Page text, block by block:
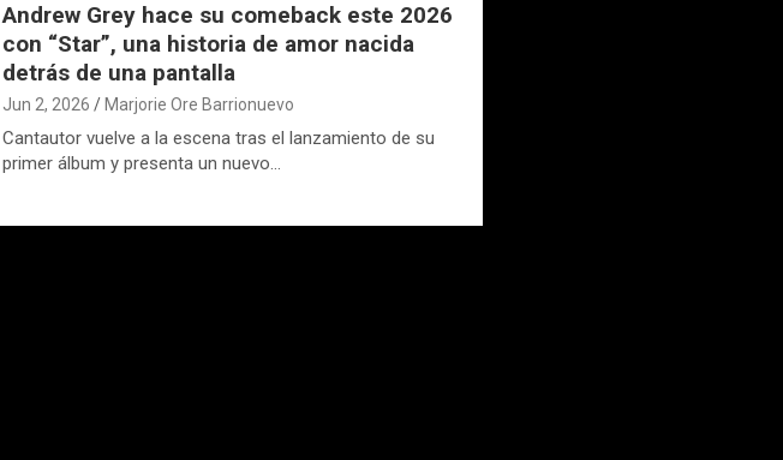
Andrew Grey hace su comeback este 2026
con “Star”, una historia de amor nacida
detrás de una pantalla
Jun 2, 2026 Marjorie Ore Barrionuevo
Cantautor vuelve a la escena tras el lanzamiento de su
primer álbum y presenta un nuevo…